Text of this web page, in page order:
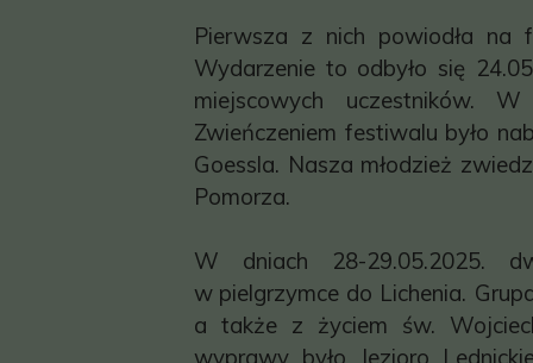
Pierwsza z nich powiodła na
Wydarzenie to odbyło się
miejscowych uczestników.
Zwieńczeniem festiwalu było
Goessla. Nasza młodzież
Pomorza.
W dniach 28-29.05.2025.
w pielgrzymce do Lichenia.
a także z życiem św.
wyprawy było Jezioro